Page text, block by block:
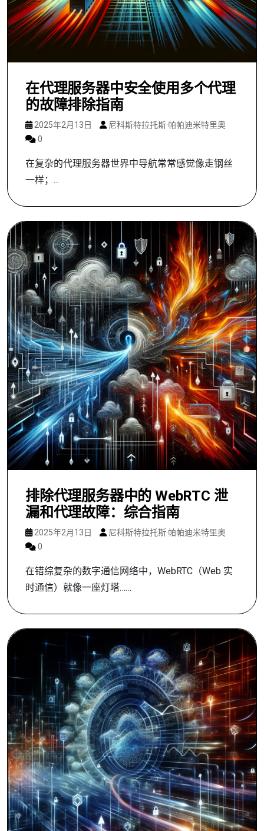
在代理服务器中安全使用多个代理
的故障排除指南
2025年2月13日
尼科斯特拉托斯·帕帕迪米特里奥
0
在复杂的代理服务器世界中导航常常感觉像走钢丝
一样；...
排除代理服务器中的 WebRTC 泄
漏和代理故障：综合指南
2025年2月13日
尼科斯特拉托斯·帕帕迪米特里奥
0
在错综复杂的数字通信网络中，WebRTC（Web 实
时通信）就像一座灯塔……